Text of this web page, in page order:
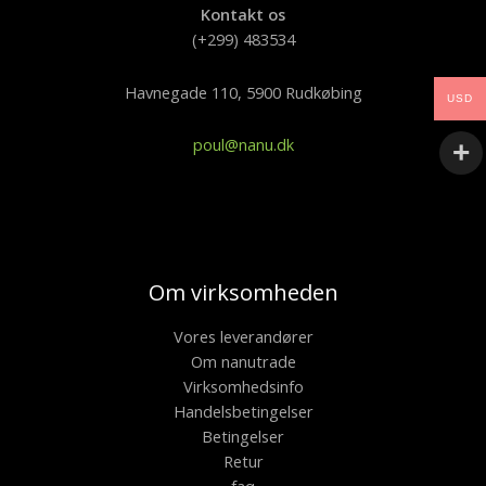
Kontakt os
(+299) 483534
Havnegade 110, 5900 Rudkøbing
poul@nanu.dk
Om virksomheden
Vores leverandører
Om nanutrade
Virksomhedsinfo
Handelsbetingelser
Betingelser
Retur
USD